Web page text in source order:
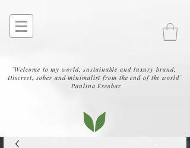
¨Welcome to my world, sustainable and luxury brand,
Discreet, sober and minimalist from the end of the world¨
Paulina Escobar